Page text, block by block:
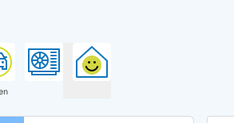
Ferienhaus für 8 Personen
Ferienhaus für 10 Personen